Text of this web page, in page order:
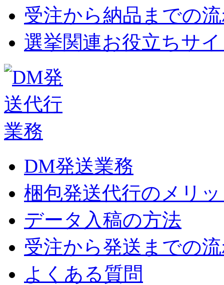
受注から納品までの
選挙関連お役立ちサ
DM発送業務
梱包発送代行のメリ
データ入稿の方法
受注から発送までの
よくある質問